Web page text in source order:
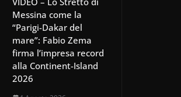
Messina come la
“Parigi-Dakar del
mare”: Fabio Zema
firma l’impresa record
alla Continent-Island
2026